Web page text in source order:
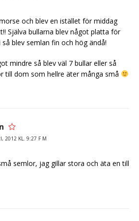
och blev en istället för middag
Själva bullarna blev något platta för
blev semlan fin och hög ändå!
mindre så blev väl 7 bullar eller så
till dom som hellre äter många små
2012 KL. 9:27 F M
semlor, jag gillar stora och äta en till